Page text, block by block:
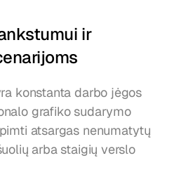
ir
konstanta darbo jėgos
grafiko sudarymo
atsargas nenumatytų
arba staigių verslo